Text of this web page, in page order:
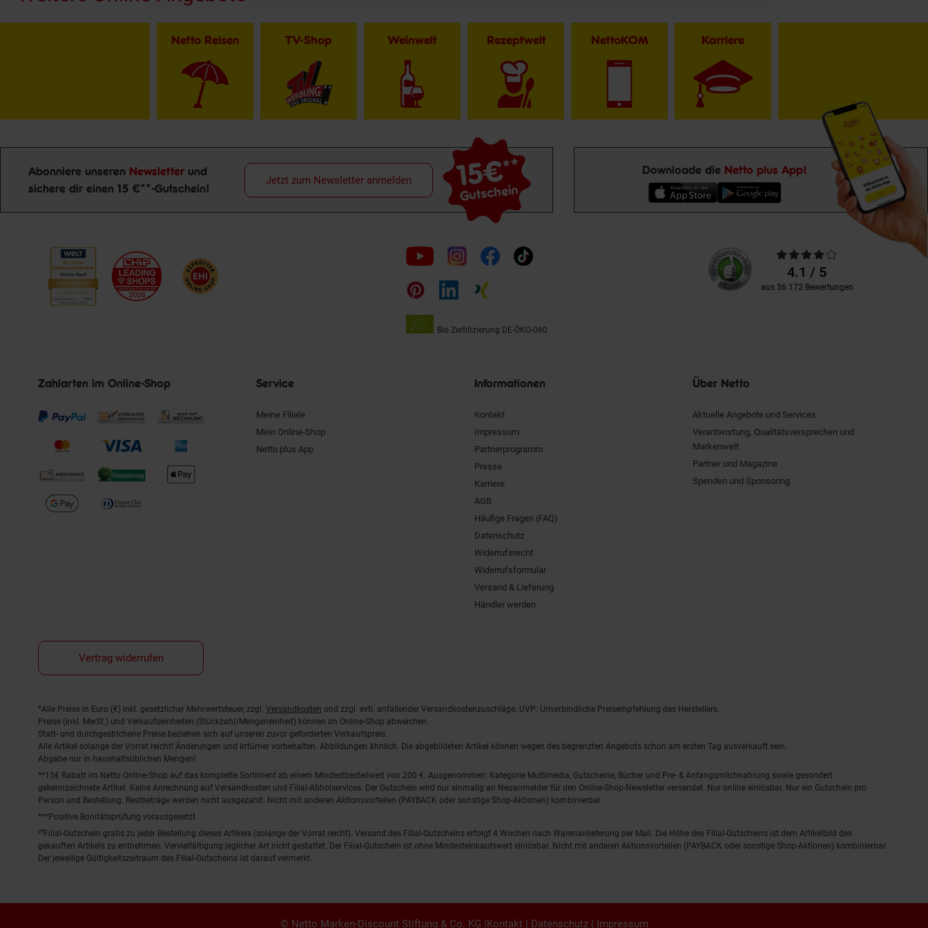
Netto Reisen TV-Shop Weinwelt Rezeptwelt NettoKOM Karriere
Newsletter Anmeldung
Abonniere unseren Newsletter und
sichere dir einen 15 €**-Gutschein!
15€**
Gutschein
Jetzt zum Newsletter anmelden
Downloade die Netto plus App!
Folge
uns
auf
Bio Zertifizierung DE-ÖKO-060
Unsere
Kundenbewertungen
Durchschnittliche
Bewertungen4.1 / 5
aus 36.172 Bewertungen
Zahlarten im Online-Shop Service
Meine Filiale
Mein Online-Shop
Netto plus App
Informationen
Kontakt
Impressum
Partnerprogramm
Presse
Karriere
AGB
Häufige Fragen (FAQ)
Datenschutz
Widerrufsrecht
Widerrufsformular
Versand & Lieferung
Händler werden
Über Netto
Aktuelle Angebote und Services
Verantwortung, Qualitätsversprechen und
Markenwelt
Partner und Magazine
Spenden und Sponsoring
Vertrag widerrufen
Fußnoten
*Alle Preise in Euro (€) inkl. gesetzlicher Mehrwertsteuer, zzgl. Versandkosten und zzgl. evtl. anfallender Versandkostenzuschläge. UVP: Unverbindliche Preisempfehlung des Herstellers.
Preise (inkl. MwSt.) und Verkaufseinheiten (Stückzahl/Mengeneinheit) können im Online-Shop abweichen.
Statt- und durchgestrichene Preise beziehen sich auf unseren zuvor geforderten Verkaufspreis.
Alle Artikel solange der Vorrat reicht! Änderungen und Irrtümer vorbehalten. Abbildungen ähnlich. Die abgebildeten Artikel können wegen des begrenzten Angebots schon am ersten Tag ausverkauft sein.
Abgabe nur in haushaltsüblichen Mengen!
**15€ Rabatt im Netto Online-Shop auf das komplette Sortiment ab einem Mindestbestellwert von 200 €. Ausgenommen: Kategorie Multimedia, Gutscheine, Bücher und Pre- & Anfangsmilchnahrung sowie gesondert
gekennzeichnete Artikel. Keine Anrechnung auf Versandkosten und Filial-Abholservices. Der Gutschein wird nur einmalig an Neuanmelder für den Online-Shop-Newsletter versendet. Nur online einlösbar. Nur ein Gutschein pro
Person und Bestellung. Restbeträge werden nicht ausgezahlt. Nicht mit anderen Aktionsvorteilen (PAYBACK oder sonstige Shop-Aktionen) kombinierbar.
***Positive Bonitätsprüfung vorausgesetzt
²⁰Filial-Gutschein gratis zu jeder Bestellung dieses Artikels (solange der Vorrat reicht). Versand des Filial-Gutscheins erfolgt 4 Wochen nach Warenanlieferung per Mail. Die Höhe des Filial-Gutscheins ist dem Artikelbild des
gekauften Artikels zu entnehmen. Vervielfältigung jeglicher Art nicht gestattet. Der Filial-Gutschein ist ohne Mindesteinkaufswert einlösbar. Nicht mit anderen Aktionsvorteilen (PAYBACK oder sonstige Shop-Aktionen) kombinierbar.
Der jeweilige Gültigkeitszeitraum des Filial-Gutscheins ist darauf vermerkt.
© Netto Marken-Discount Stiftung & Co. KG |Kontakt | Datenschutz| Impressum